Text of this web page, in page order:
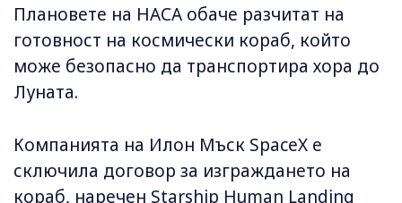
Плановете на НАСА обаче разчитат на
готовност на космически кораб, който
може безопасно да транспортира хора до
Луната.
Компанията на Илон Мъск SpaceX е
сключила договор за изграждането на
кораб, наречен Starship Human Landing